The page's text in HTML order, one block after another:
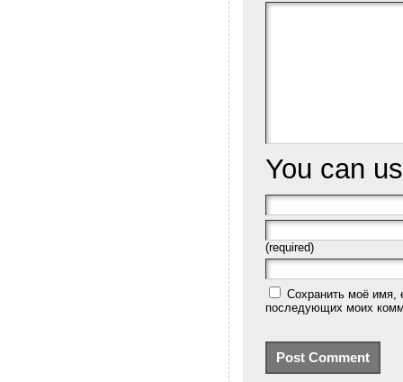
You can
(required)
Сохранить моё имя,
последующих моих